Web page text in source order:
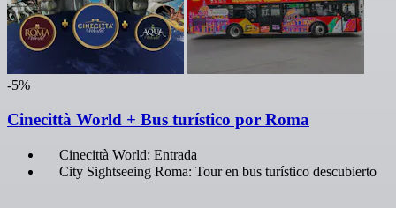
-5%
Cinecittà World + Bus turístico por Roma
Cinecittà World: Entrada
City Sightseeing Roma: Tour en bus turístico descubierto